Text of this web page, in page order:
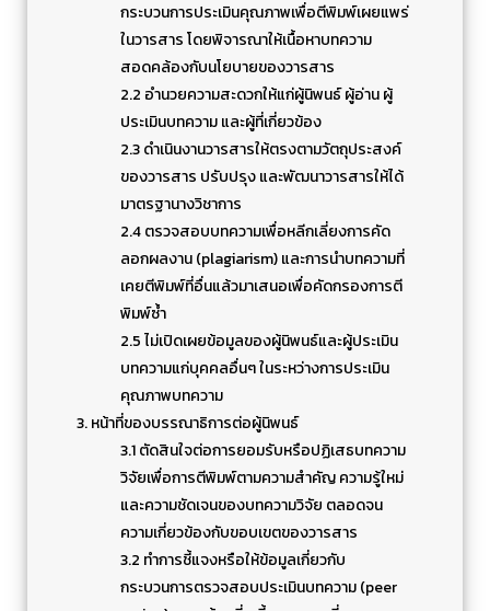
กระบวนการประเมินคุณภาพเพื่อตีพิมพ์เผยแพร่
ในวารสาร โดยพิจารณาให้เนื้อหาบทความ
สอดคล้องกับนโยบายของวารสาร
2.2 อำนวยความสะดวกให้แก่ผู้นิพนธ์ ผู้อ่าน ผู้
ประเมินบทความ และผู้ที่เกี่ยวข้อง
2.3 ดำเนินงานวารสารให้ตรงตามวัตถุประสงค์
ของวารสาร ปรับปรุง และพัฒนาวารสารให้ได้
มาตรฐานางวิชาการ
2.4 ตรวจสอบบทความเพื่อหลีกเลี่ยงการคัด
ลอกผลงาน (plagiarism) และการนำบทความที่
เคยตีพิมพ์ที่อื่นแล้วมาเสนอเพื่อคัดกรองการตี
พิมพ์ซ้ำ
2.5 ไม่เปิดเผยข้อมูลของผู้นิพนธ์และผู้ประเมิน
บทความแก่บุคคลอื่นๆ ในระหว่างการประเมิน
คุณภาพบทความ
3. หน้าที่ของบรรณาธิการต่อผู้นิพนธ์
3.1 ตัดสินใจต่อการยอมรับหรือปฏิเสธบทความ
วิจัยเพื่อการตีพิมพ์ตามความสำคัญ ความรู้ใหม่
และความชัดเจนของบทความวิจัย ตลอดจน
ความเกี่ยวข้องกับขอบเขตของวารสาร
3.2 ทำการชี้แจงหรือให้ข้อมูลเกี่ยวกับ
กระบวนการตรวจสอบประเมินบทความ (peer